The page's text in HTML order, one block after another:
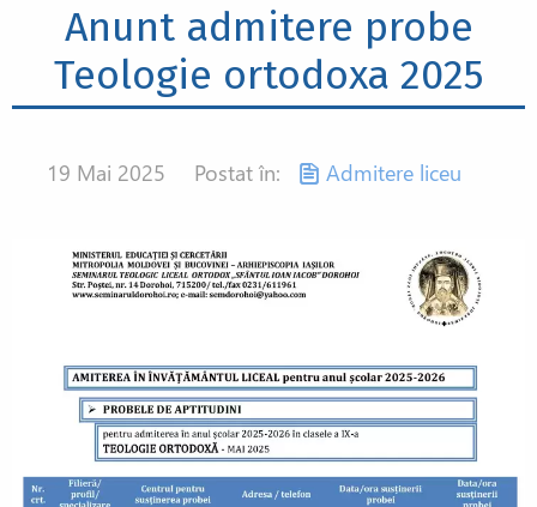
Anunt admitere probe
Teologie ortodoxa 2025
19 Mai 2025 Postat în: Admitere liceu